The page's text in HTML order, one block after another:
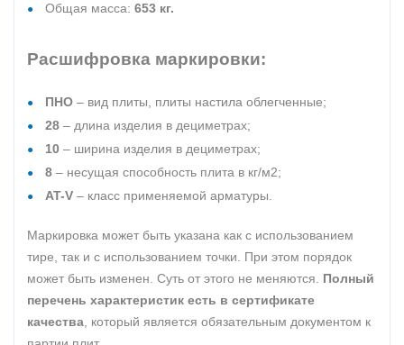
Общая масса: 653 кг.
Расшифровка маркировки:
ПНО – вид плиты, плиты настила облегченные;
28 – длина изделия в дециметрах;
10 – ширина изделия в дециметрах;
8 – несущая способность плита в кг/м2;
AT-V – класс применяемой арматуры.
Маркировка может быть указана как с использованием
тире, так и с использованием точки. При этом порядок
может быть изменен. Суть от этого не меняются. Полный
перечень характеристик есть в сертификате
качества , который является обязательным документом к